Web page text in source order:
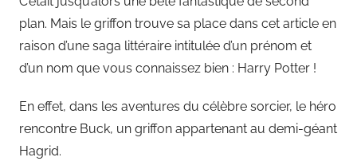
plan. Mais le griffon trouve sa place dans cet article en
raison d’une saga littéraire intitulée d’un prénom et
d’un nom que vous connaissez bien : Harry Potter !
En effet, dans les aventures du célèbre sorcier, le héro
rencontre Buck, un griffon appartenant au demi-géant
Hagrid.